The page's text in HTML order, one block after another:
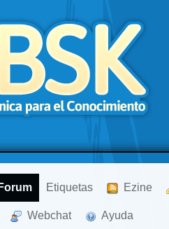
Etiquetas Ezine
Webchat Ayuda